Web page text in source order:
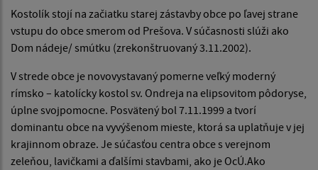
Kostolík stojí na začiatku starej zástavby obce po ľavej strane
vstupu do obce smerom od Prešova. V súčasnosti slúži ako
Dom nádeje/ smútku (zrekonštruovaný 3.11.2002).
V strede obce je novovystavaný pomerne veľký moderný
rímsko – katolícky kostol sv. Ondreja na elipsovitom pôdoryse,
úplne svojpomocne. Posvätený bol 7.11.1999 a tvorí
dominantu obce na vyvýšenom mieste, ktorá sa uplatňuje v jej
krajinnom obraze. Je súčasťou centra obce s verejnom
zeleňou, lavičkami a ďalšími stavbami, ako je OcÚ.Ako